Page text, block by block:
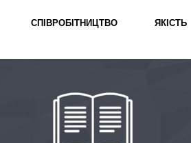
СПІВРОБІТНИЦТВО ЯКІСТЬ